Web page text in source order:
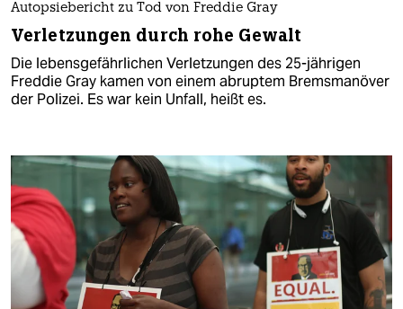
Autopsiebericht zu Tod von Freddie Gray
Verletzungen durch rohe Gewalt
Die lebensgefährlichen Verletzungen des 25-jährigen
Freddie Gray kamen von einem abruptem Bremsmanöver
der Polizei. Es war kein Unfall, heißt es.